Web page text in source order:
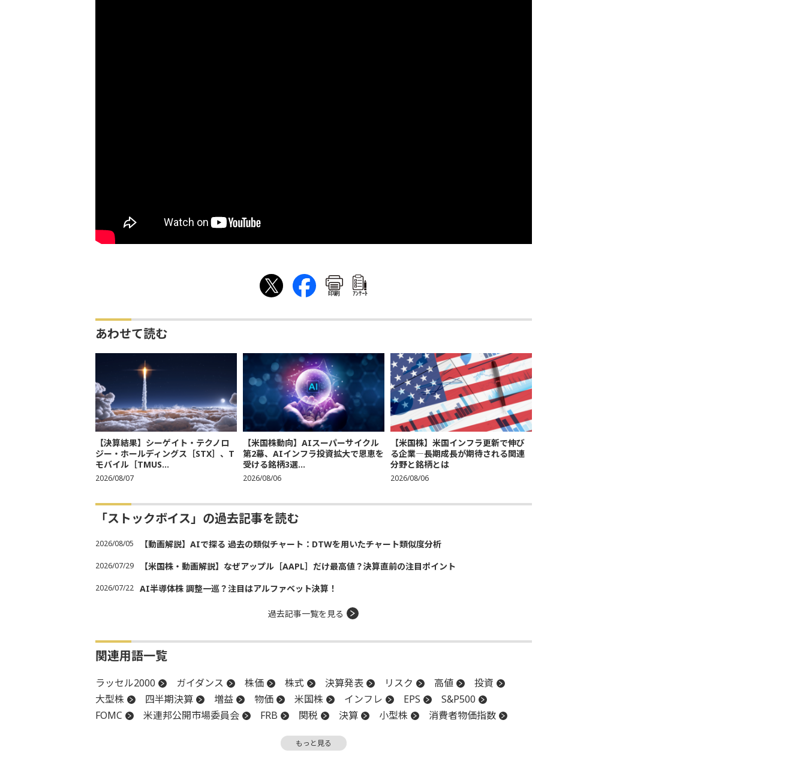
印刷 ｱﾝｹｰﾄ
あわせて読む
【決算結果】シーゲイト・テクノロ
ジー・ホールディングス［STX］、T
モバイル［TMUS...
2026/08/07
【米国株動向】AIスーパーサイクル
第2幕、AIインフラ投資拡大で恩恵を
受ける銘柄3選...
2026/08/06
【米国株】米国インフラ更新で伸び
る企業―長期成長が期待される関連
分野と銘柄とは
2026/08/06
「ストックボイス」の過去記事を読む
2026/08/05 【動画解説】AIで探る 過去の類似チャート：DTWを用いたチャート類似度分析
2026/07/29 【米国株・動画解説】なぜアップル［AAPL］だけ最高値？決算直前の注目ポイント
2026/07/22 AI半導体株 調整一巡？注目はアルファベット決算！
過去記事一覧を見る
関連用語一覧
ラッセル2000 ガイダンス 株価 株式 決算発表 リスク 高値
投資
大型株
四半期決算 増益 物価 米国株 インフレ EPS
S&P500
FOMC
米連邦公開市場委員会 FRB 関税 決算 小型株
消費者物価指数
もっと見る